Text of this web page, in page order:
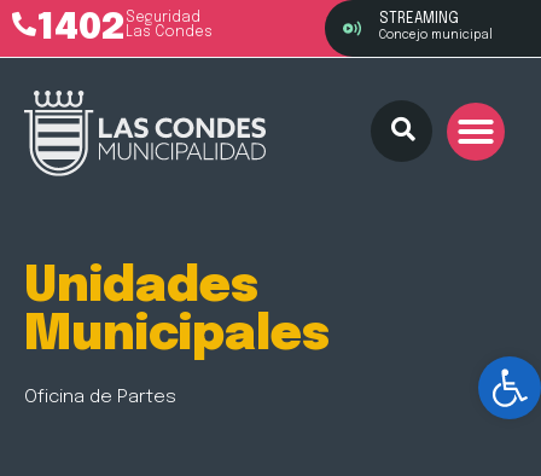
1402 Seguridad
Las Condes
STREAMING
Concejo municipal
Unidades
Municipales
Oficina de Partes